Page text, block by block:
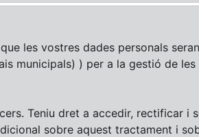
les vostres dades personals
municipals) ) per a la gestió de
Teniu dret a accedir, rectificar i
sobre aquest tractament i